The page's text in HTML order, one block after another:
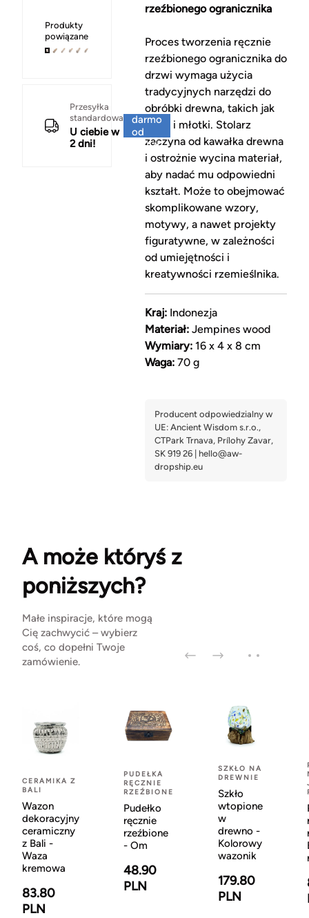
Produkty
powiązane
Przesyłka
standardowa
U ciebie w
2 dni!
darmo
od
150 zł
rzeźbionego ogranicznika
Proces tworzenia ręcznie
rzeźbionego ogranicznika do
drzwi wymaga użycia
tradycyjnych narzędzi do
obróbki drewna, takich jak
dłuta i młotki. Stolarz
zaczyna od kawałka drewna
i ostrożnie wycina materiał,
aby nadać mu odpowiedni
kształt. Może to obejmować
skomplikowane wzory,
motywy, a nawet projekty
figuratywne, w zależności
od umiejętności i
kreatywności rzemieślnika.
Kraj:Indonezja
Materiał:Jempines wood
Wymiary:16 x 4 x 8 cm
Waga:70 g
A może któryś z
poniższych?
Małe inspiracje, które mogą
Cię zachwycić – wybierz
coś, co dopełni Twoje
zamówienie.
CERAMIKA Z
BALI
Wazon
dekoracyjny
ceramiczny
z Bali -
Waza
kremowa
83.80
PLN
PUDEŁKA
RĘCZNIE
RZEŹBIONE
Pudełko
ręcznie
rzeźbione
- Om
48.90
PLN
SZKŁO NA
DREWNIE
Szkło
wtopione
w
drewno -
Kolorowy
wazonik
179.80
PLN